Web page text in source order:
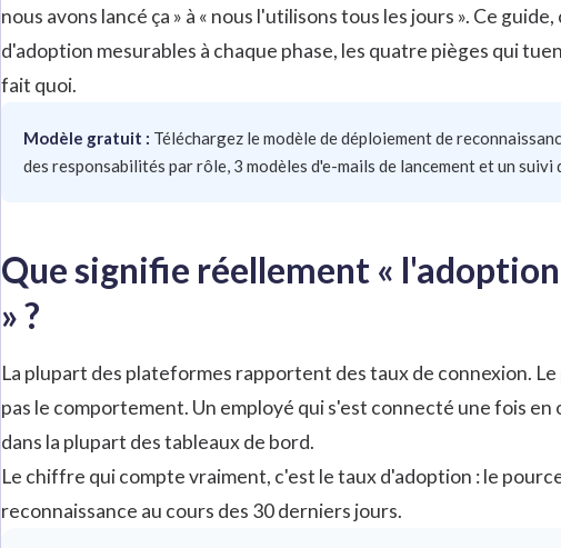
nous avons lancé ça » à « nous l'utilisons tous les jours ». Ce
d'adoption mesurables à chaque phase, les quatre pièges qui
fait quoi.
Modèle gratuit : Téléchargez le modèle de déploiement de
des responsabilités par rôle, 3 modèles d'e-mails de lancement et un
Que signifie réellement «
» ?
La plupart des plateformes rapportent des taux de connexion.
pas le comportement. Un employé qui s'est connecté une fois
dans la plupart des tableaux de bord.
Le chiffre qui compte vraiment, c'est le taux d'adoption : le
reconnaissance au cours des 30 derniers jours.